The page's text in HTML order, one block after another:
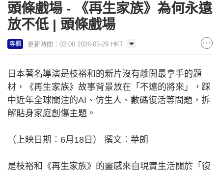
頭條戲場 - 《再生家族》為何永遠
放不低 | 頭條戲場
專欄 更新時間：02:00 2026-05-29 HKT
日本著名導演是枝裕和的新片沒有離開最拿手的題
材，《再生家族》故事背景放在「不遠的將來」，踩
中近年全球關注的AI、仿生人、數碼復活等問題，拆
解貼身家庭創傷主題。
（上映日期︰6月18日） 撰文︰華朗
是枝裕和《再生家族》的靈感來自現實生活關於「復